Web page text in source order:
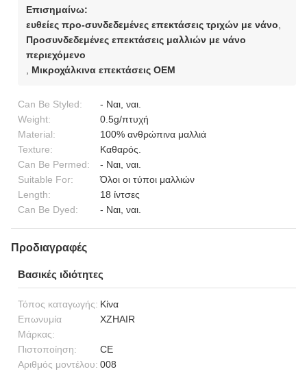
Επισημαίνω:
ευθείες προ-συνδεδεμένες επεκτάσεις τριχών με νάνο
Προσυνδεδεμένες επεκτάσεις μαλλιών με νάνο
περιεχόμενο
Μικροχάλκινα επεκτάσεις OEM
Can Be Styled:
- Ναι, ναι.
Weight:
0.5g/πτυχή
Material:
100% ανθρώπινα μαλλιά
Texture:
Καθαρός.
Can Be Permed:
- Ναι, ναι.
Suitable For:
Όλοι οι τύποι μαλλιών
Length:
18 ίντσες
Can Be Dyed:
- Ναι, ναι.
Προδιαγραφές
Βασικές ιδιότητες
Τόπος καταγωγής: Κίνα
Επωνυμία
Μάρκας:
XZHAIR
Πιστοποίηση:
CE
Αριθμός μοντέλου: 008